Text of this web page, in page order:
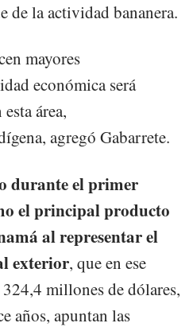
de la actividad bananera.
mayores
económica será
área,
agregó Gabarrete.
durante el primer
el principal producto
al representar el
exterior, que en ese
millones de dólares,
años, apuntan las